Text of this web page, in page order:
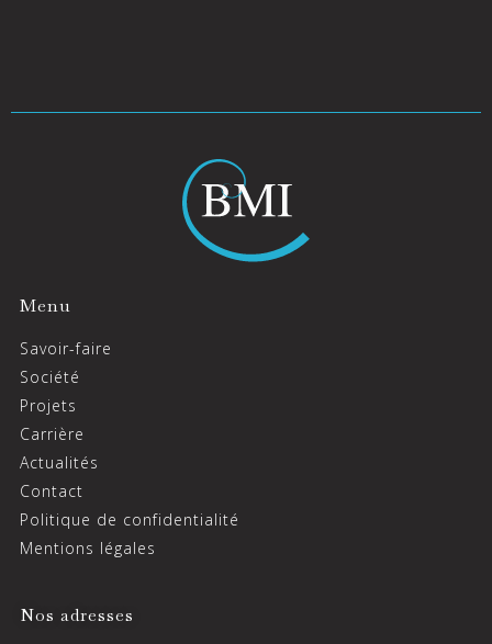
Menu
Savoir-faire
Société
Projets
Carrière
Actualités
Contact
Politique de confidentialité
Mentions légales
Nos adresses